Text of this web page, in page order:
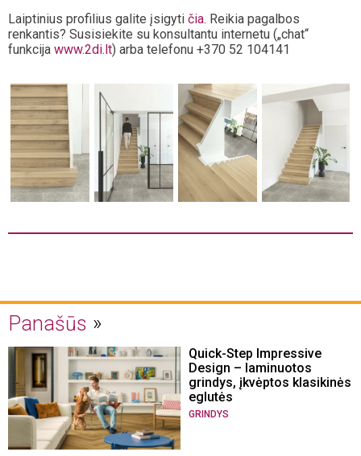
Laiptinius profilius galite įsigyti čia. Reikia pagalbos
renkantis? Susisiekite su konsultantu internetu („chat“
funkcija www.2di.lt) arba telefonu +370 52 104141
Panašūs
Quick-Step Impressive
Design – laminuotos
grindys, įkvėptos klasikinės
eglutės
GRINDYS